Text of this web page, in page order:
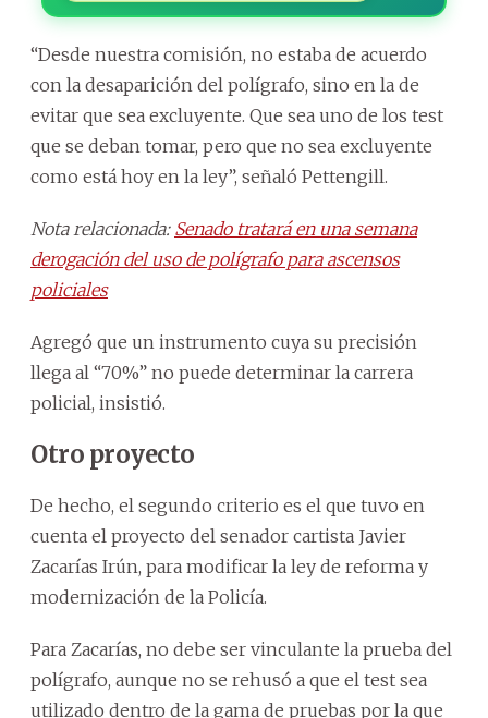
“Desde nuestra comisión, no estaba de acuerdo
con la desaparición del polígrafo, sino en la de
evitar que sea excluyente. Que sea uno de los test
que se deban tomar, pero que no sea excluyente
como está hoy en la ley”, señaló Pettengill.
Nota relacionada: Senado tratará en una semana
derogación del uso de polígrafo para ascensos
policiales
Agregó que un instrumento cuya su precisión
llega al “70%” no puede determinar la carrera
policial, insistió.
Otro proyecto
De hecho, el segundo criterio es el que tuvo en
cuenta el proyecto del senador cartista Javier
Zacarías Irún, para modificar la ley de reforma y
modernización de la Policía.
Para Zacarías, no debe ser vinculante la prueba del
polígrafo, aunque no se rehusó a que el test sea
utilizado dentro de la gama de pruebas por la que